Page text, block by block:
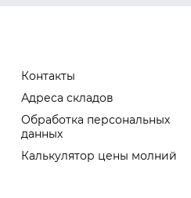
Контакты
Адреса складов
Обработка персональных
данных
Калькулятор цены молний